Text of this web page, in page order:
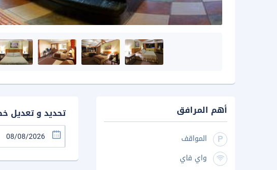
تحديد و تعديل
أهم المرافق
المواقف
واي فاي